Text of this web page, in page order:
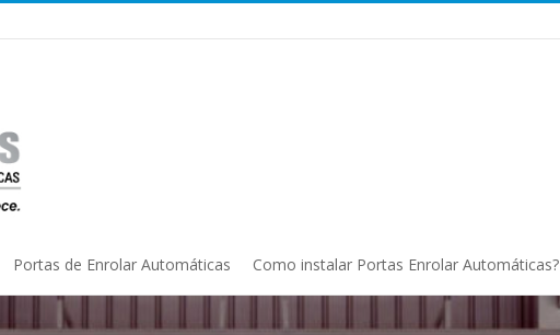
Portas de Enrolar Automáticas Como instalar Portas Enrolar Automáticas?